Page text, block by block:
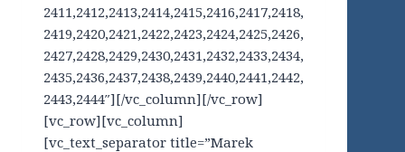
2411,2412,2413,2414,2415,2416,2417,2418,
2419,2420,2421,2422,2423,2424,2425,2426,
2427,2428,2429,2430,2431,2432,2433,2434,
2435,2436,2437,2438,2439,2440,2441,2442,
2443,2444″][/vc_column][/vc_row]
[vc_row][vc_column]
[vc_text_separator title=”Marek